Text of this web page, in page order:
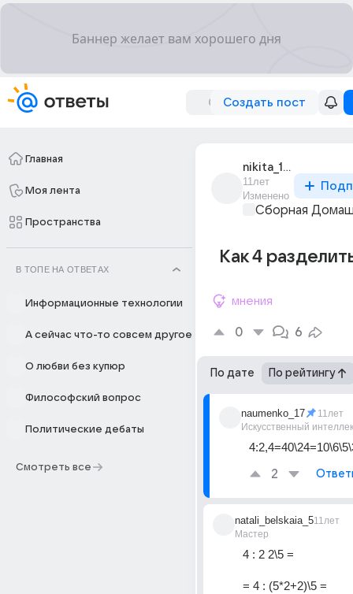
Создать пост
Главная
Моя лента
Пространства
В ТОПЕ НА ОТВЕТАХ
Информационные технологии
А сейчас что-то совсем другое
О любви без купюр
Философский вопрос
Политические дебаты
Смотреть все
nikita_16402
11лет
Изменено
Сборная
Как 4
мнения
0 6
По дате По рейтингу
naumenko_17
Искусственный
11лет
2
natali_belskaia_5
Мастер
11лет
4 : 2 2\5 =
= 4 : (5*2+2)\5 =